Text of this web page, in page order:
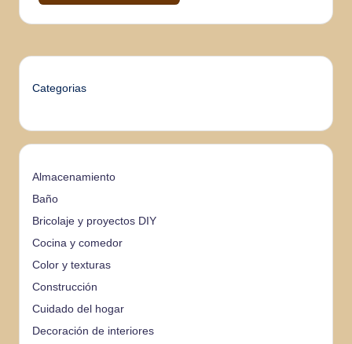
Categorias
Almacenamiento
Baño
Bricolaje y proyectos DIY
Cocina y comedor
Color y texturas
Construcción
Cuidado del hogar
Decoración de interiores